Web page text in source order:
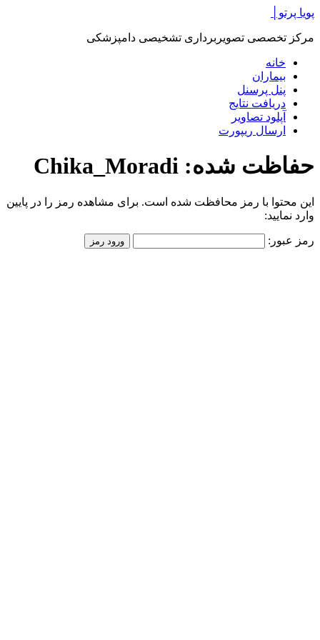
پرش
محتوا
پویا پرتو│
مرکز تخصصی تصویربرداری تشخیصی دامپزشکی
خانه
بیماران
پنل پرسنل
دریافت نتایج
آپلود تصاویر
ارسال ریپورت
حفاظت شده: Chika_Moradi
این محتوا با رمز محافظت شده است. برای مشاهده رمز را در پایین
وارد نمایید:
رمز عبور: